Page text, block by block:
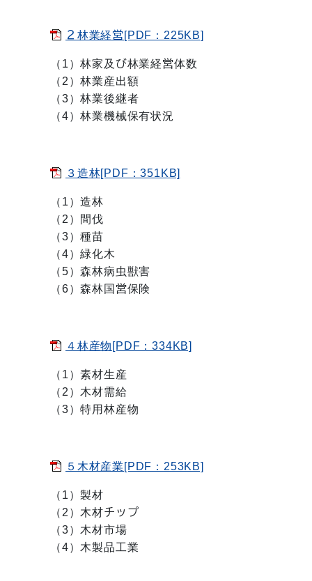
２林業経営[PDF：225KB]
（1）林家及び林業経営体数
（2）林業産出額
（3）林業後継者
（4）林業機械保有状況
３造林[PDF：351KB]
（1）造林
（2）間伐
（3）種苗
（4）緑化木
（5）森林病虫獣害
（6）森林国営保険
４林産物[PDF：334KB]
（1）素材生産
（2）木材需給
（3）特用林産物
５木材産業[PDF：253KB]
（1）製材
（2）木材チップ
（3）木材市場
（4）木製品工業